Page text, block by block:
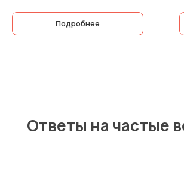
Подробнее
Ответы на частые